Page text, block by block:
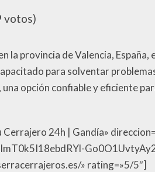
votos)
la provincia de Valencia,
para solventar
opción confiable y eficiente
24h | Gandía»
» rating=»5/5″]